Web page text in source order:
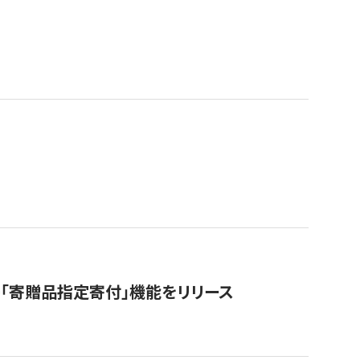
贈品指定寄付」機能をリリース